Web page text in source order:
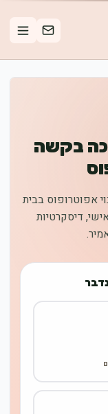
בקשה
אפוטרופוס בבית
דיסקרטיות